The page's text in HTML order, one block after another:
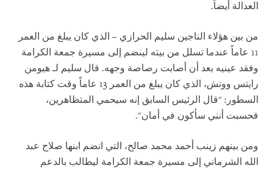
العدالة أيضاً.
من بين هؤلاء الناجين سليم الحرازي – الذي كان يبلغ من العمر
11 عاماً عندما تسلل من بيته لينضم إلى مسيرة جمعة الكرامة
وفقد عينيه بعد أن أصابت رصاصة وجهه. قال سليم لـ هيومن
رايتس ووتش، الذي كان يبلغ من العمر 13 عاماً وقت كتابة هذه
السطور: "قال الرئيس السابق إنه سيحمي المتظاهرين،
فحسبت أنني سأكون في أمان".
ومن بينهم زينب أحمد محمد صالح، التي انضم ابنها صلاح عبد
الله الشرماني إلى مسيرة جمعة الكرامة ليطالب بالدعم